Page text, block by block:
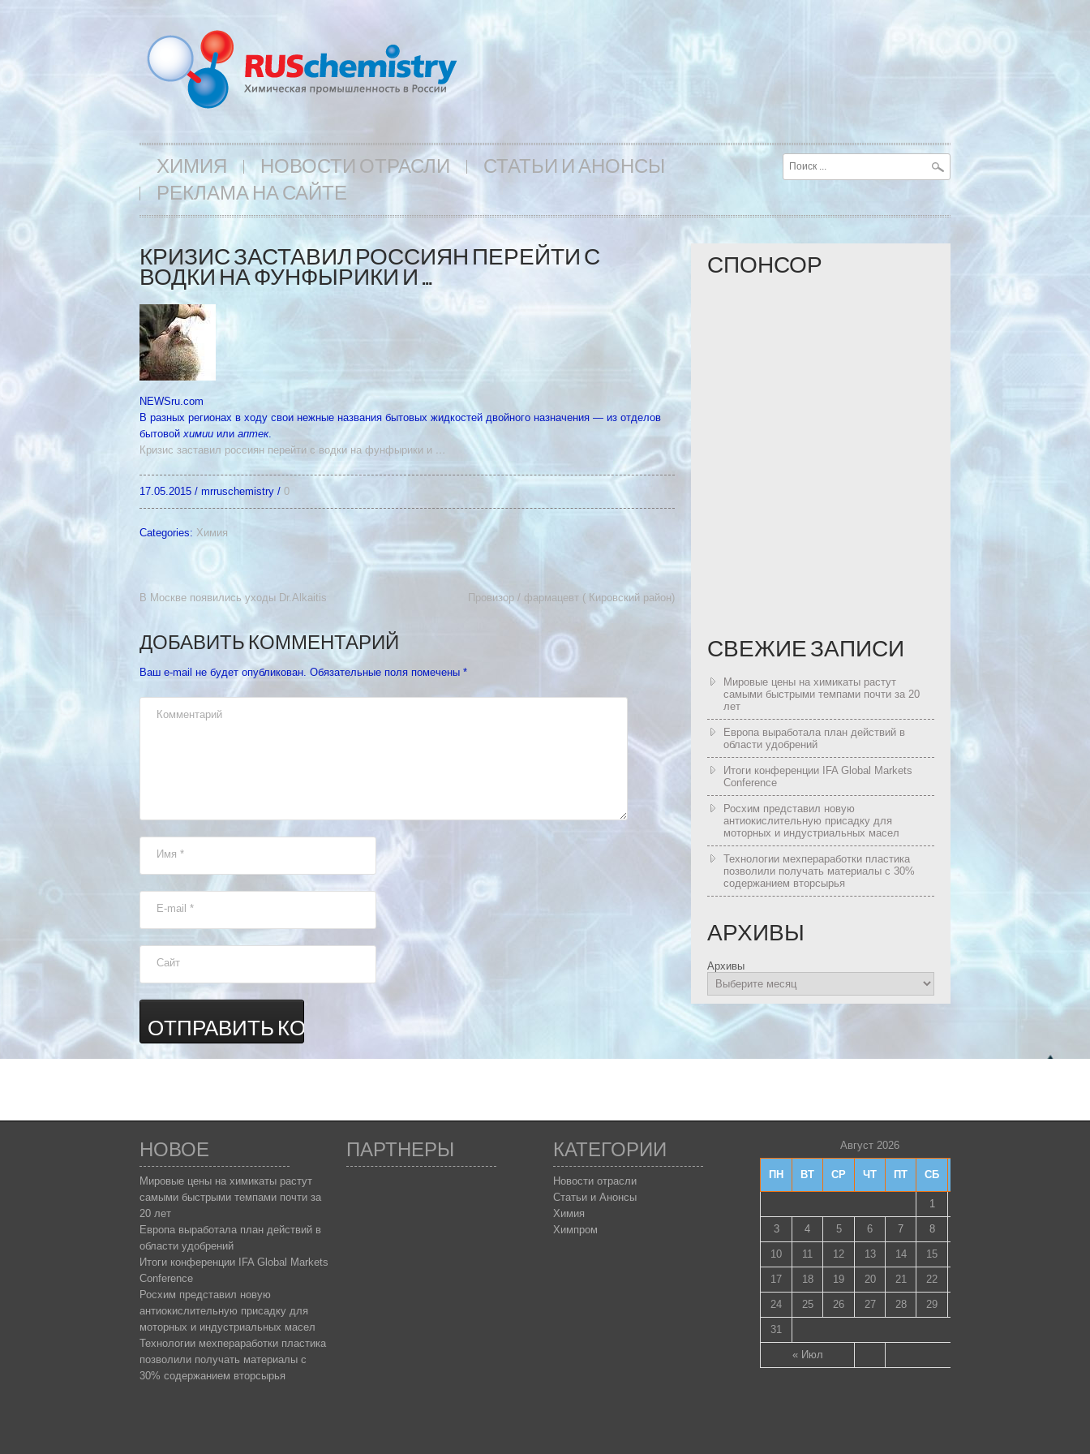
ХИМИЯ НОВОСТИ ОТРАСЛИ
СТАТЬИ И АНОНСЫ
РЕКЛАМА НА САЙТЕ
КРИЗИС ЗАСТАВИЛ РОССИЯН ПЕРЕЙТИ С
ВОДКИ НА ФУНФЫРИКИ И …
NEWSru.com
В разных регионах в ходу свои нежные названия бытовых жидкостей двойного назначения — из отделов
бытовойхимии или аптек.
Кризис заставил россиян перейти с водки на фунфырики и …
17.05.2015 / mrruschemistry / 0
Categories: Химия
В Москве появились уходы Dr.Alkaitis Провизор / фармацевт ( Кировский район)
ДОБАВИТЬ КОММЕНТАРИЙ
Ваш e-mail не будет опубликован. Обязательные поля помечены *
Комментарий
Имя *
E-mail *
Сайт
СПОНСОР
СВЕЖИЕ ЗАПИСИ
Мировые цены на химикаты растут
самыми быстрыми темпами почти за 20
лет
Европа выработала план действий в
области удобрений
Итоги конференции IFA Global Markets
Conference
Росхим представил новую
антиокислительную присадку для
моторных и индустриальных масел
Технологии мехпераработки пластика
позволили получать материалы с 30%
содержанием вторсырья
АРХИВЫ
Архивы
НОВОЕ
Мировые цены на химикаты растут
самыми быстрыми темпами почти за
20 лет
Европа выработала план действий в
области удобрений
Итоги конференции IFA Global Markets
Conference
Росхим представил новую
антиокислительную присадку для
моторных и индустриальных масел
Технологии мехпераработки пластика
позволили получать материалы с
30% содержанием вторсырья
ПАРТНЕРЫ КАТЕГОРИИ
Новости отрасли
Статьи и Анонсы
Химия
Химпром
Август 2026
ПН ВТ СР ЧТ ПТ СБ
« Июл
1
3 4 5 6 7 8
10 11 12 13 14 15
17 18 19 20 21 22
24 25 26 27 28 29
31